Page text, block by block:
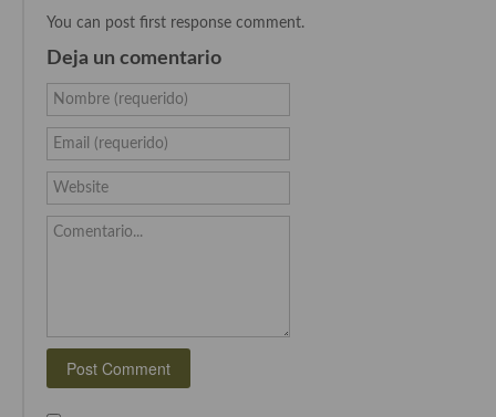
Cocina Bulgara
Cocina Danesa
Cocina de la Republica Checa
Cocina de Polonia
Cocina de Ucrania
Cocina Griega
You can post first response comment.
Deja un comentario
Nombre (requerido)
Email (requerido)
Website
Comentario...